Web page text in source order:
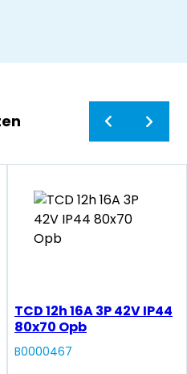
TCD 12h 16A 3P 42V IP44
80x70 Opb
B0000467